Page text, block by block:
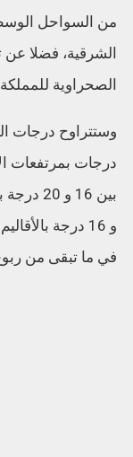
من السواحل
الشرقية، فضلا عن
الصحراوية
درجات بمرتفعات
في ما تبقى من